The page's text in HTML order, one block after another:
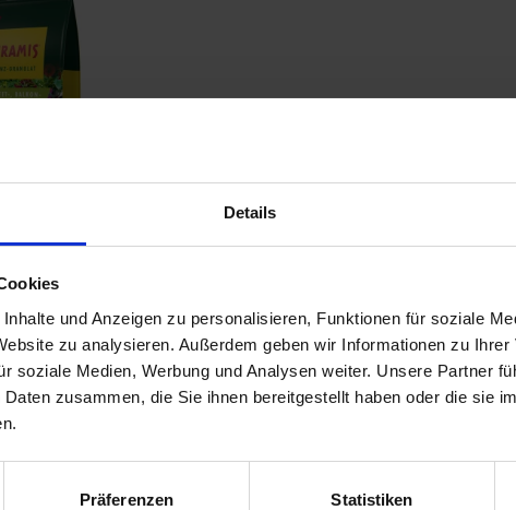
Details
und Anzeigen zu personalisieren, Funktionen für soziale
zu analysieren. Außerdem geben wir Informationen zu Ihrer
soziale Medien, Werbung und Analysen weiter. Unsere Partner
zusammen, die Sie ihnen bereitgestellt haben oder die sie
Präferenzen Statistiken
Pflanz-
&
01-cfg